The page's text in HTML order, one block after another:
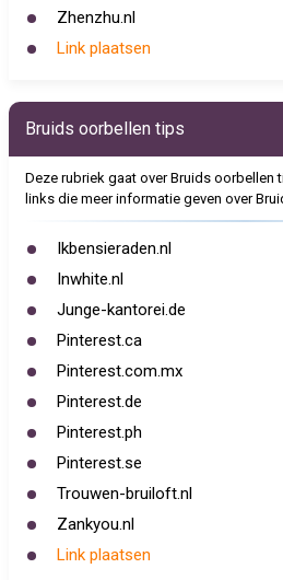
Zhenzhu.nl
Link plaatsen
Bruids oorbellen tips
Deze rubriek gaat over Bruids oorbellen
links die meer informatie geven over
Ikbensieraden.nl
Inwhite.nl
Junge-kantorei.de
Pinterest.ca
Pinterest.com.mx
Pinterest.de
Pinterest.ph
Pinterest.se
Trouwen-bruiloft.nl
Zankyou.nl
Link plaatsen